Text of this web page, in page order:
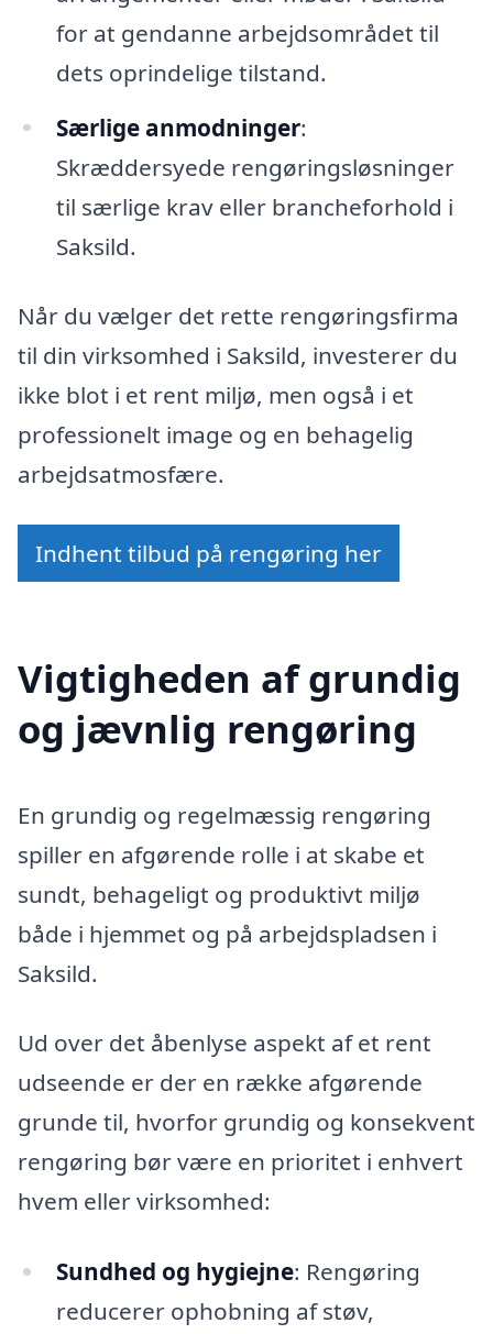
for at gendanne arbejdsområdet til
dets oprindelige tilstand.
Særlige anmodninger:
Skræddersyede rengøringsløsninger
til særlige krav eller brancheforhold i
Saksild.
Når du vælger det rette rengøringsfirma
til din virksomhed i Saksild, investerer du
ikke blot i et rent miljø, men også i et
professionelt image og en behagelig
arbejdsatmosfære.
Indhent tilbud på rengøring her
Vigtigheden af grundig
og jævnlig rengøring
En grundig og regelmæssig rengøring
spiller en afgørende rolle i at skabe et
sundt, behageligt og produktivt miljø
både i hjemmet og på arbejdspladsen i
Saksild.
Ud over det åbenlyse aspekt af et rent
udseende er der en række afgørende
grunde til, hvorfor grundig og konsekvent
rengøring bør være en prioritet i enhvert
hvem eller virksomhed:
Sundhed og hygiejne: Rengøring
reducerer ophobning af støv,